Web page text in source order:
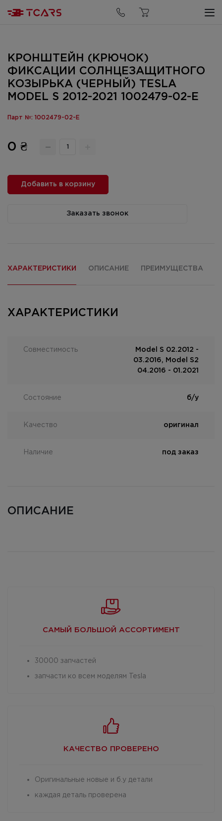
КРОНШТЕЙН (КРЮЧОК)
ФИКСАЦИИ СОЛНЦЕЗАЩИТНОГО
КОЗЫРЬКА (ЧЕРНЫЙ) TESLA
MODEL S 2012-2021 1002479-02-E
Парт №: 1002479-02-E
0 ₴
Добавить в корзину
Заказать звонок
ХАРАКТЕРИСТИКИ ОПИСАНИЕ ПРЕИМУЩЕСТВА
ХАРАКТЕРИСТИКИ
Совместимость
Model S 02.2012 -
03.2016, Model S2
04.2016 - 01.2021
Состояние б/у
Качество оригинал
Наличие под заказ
ОПИСАНИЕ
САМЫЙ БОЛЬШОЙ АССОРТИМЕНТ
30000 запчастей
запчасти ко всем моделям Tesla
КАЧЕСТВО ПРОВЕРЕНО
Оригинальные новые и б.у детали
каждая деталь проверена